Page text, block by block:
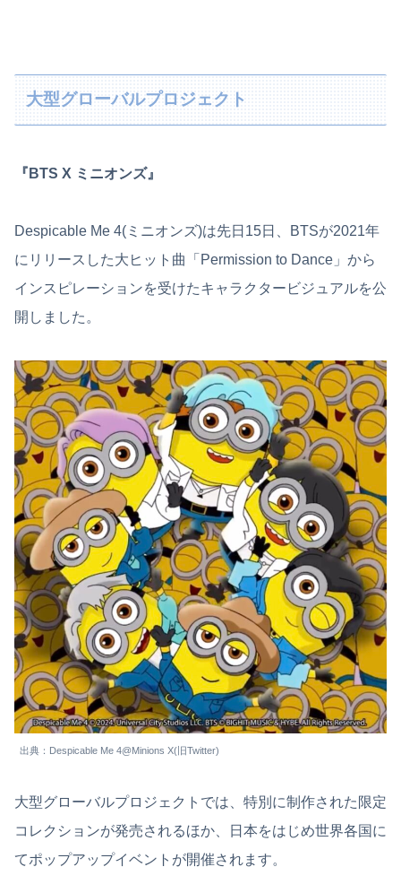
大型グローバルプロジェクト
『BTS X ミニオンズ』
Despicable Me 4(ミニオンズ)は先日15日、BTSが2021年
にリリースした大ヒット曲「Permission to Dance」から
インスピレーションを受けたキャラクタービジュアルを公
開しました。
出典：Despicable Me 4@Minions X(旧Twitter)
大型グローバルプロジェクトでは、特別に制作された限定
コレクションが発売されるほか、日本をはじめ世界各国に
てポップアップイベントが開催されます。